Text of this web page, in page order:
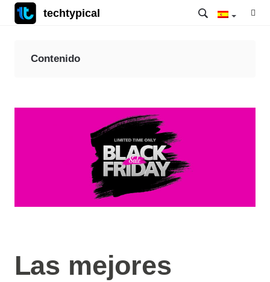
techtypical
Las mejores
Contenido